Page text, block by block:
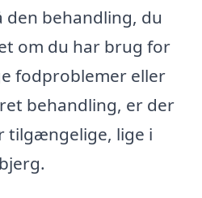
den behandling, du
om du har brug for
fodproblemer eller
behandling, er der
tilgængelige, lige i